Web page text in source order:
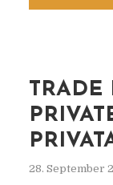
TRADE
28. September